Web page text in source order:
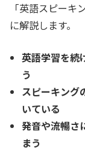
「英語スピー
に解説します。
英語学習を続
う
スピーキング
いている
発音や流暢さ
まう